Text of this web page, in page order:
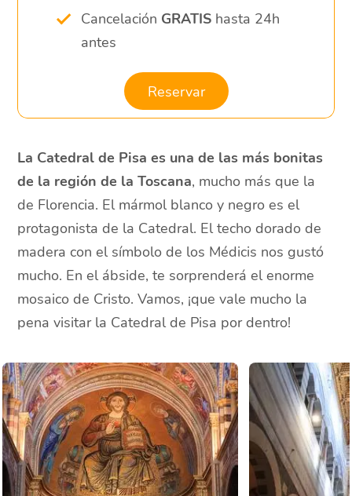
Cancelación GRATIShasta 24h
antes
Reservar
La Catedral de Pisa es una de las más bonitas
de la región de la Toscana, mucho más que la
de Florencia. El mármol blanco y negro es el
protagonista de la Catedral. El techo dorado de
madera con el símbolo de los Médicis nos gustó
mucho. En el ábside, te sorprenderá el enorme
mosaico de Cristo. Vamos, ¡que vale mucho la
pena visitar la Catedral de Pisa por dentro!